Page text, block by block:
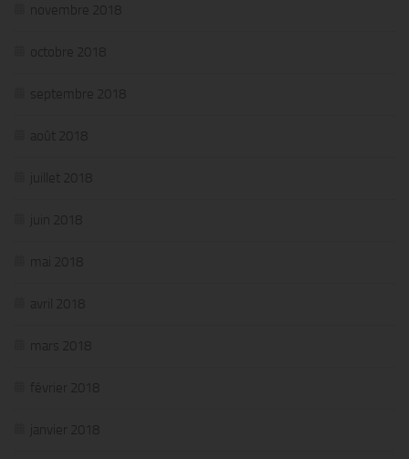
novembre 2018
octobre 2018
septembre 2018
août 2018
juillet 2018
juin 2018
mai 2018
avril 2018
mars 2018
février 2018
janvier 2018